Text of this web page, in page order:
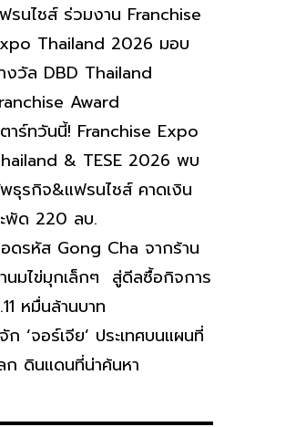
รนไชส์ ร่วมงาน Franchise
Thailand 2026 มอบ
งวัล DBD Thailand
Award
าร์ทวันนี้! Franchise Expo
& TESE 2026 พบ
ธุรกิจ&แฟรนไชส์ คาดเงิน
พัด 220 ลบ.
ดรหัส Gong Cha จากร้าน
นมไข่มุกเล็กๆ สู่ดีลซื้อกิจการ
หมื่นล้านบาท
ก ‘จอร์เจีย’ ประเทศบนแผนที่
ก ดินแดนที่น่าค้นหา